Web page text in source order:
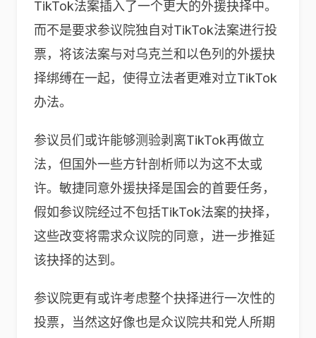
TikTok法案插入了一个更大的外援抉择中。
而不是要求参议院独自对TikTok法案进行投
票，将该法案与对乌克兰和以色列的外援抉
择绑缚在一起，使得立法者更难对立TikTok
办法。
参议员们或许能够测验剥离TikTok再做立
法，但国外一些方针剖析师以为这不太或
许。敏捷同意外援抉择是国会的首要任务，
假如参议院经过不包括TikTok法案的抉择，
这些改变将需求众议院的同意，进一步推延
该抉择的达到。
参议院更有或许考虑整个抉择进行一次性的
投票，当然这好像也是众议院共和党人所期